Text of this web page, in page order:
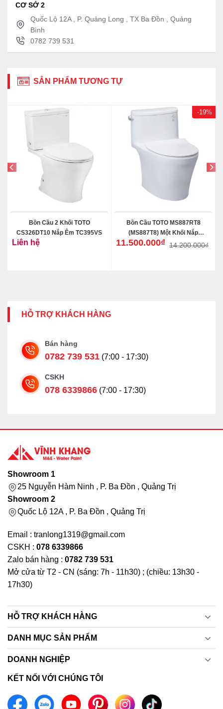
CƠ SỞ 2
Quốc Lộ 12A , P. Quảng Long , TX Ba Đồn , Quảng
Bình
0782 739 531
SẢN PHẨM TƯƠNG TỰ
Bồn Cầu 2 Khối TOTO
CS326DT10 Nắp Êm TC395VS
Liên hệ
-19%
Bồn Cầu TOTO MS887RT8
(MS887T8) Một Khối Nắp
TC600VS14.200.000₫
Giá
11.500.000₫
Giá
HỖ TRỢ KHÁCH HÀNG
Bán hàng
0782 739 531 (7:00 - 17:30)
CSKH
078 6339866 (7:00 - 17:30)
Showroom 1
25 Nguyễn Hàm Ninh , P. Ba Đồn , Quảng Trị
Showroom 2
Quốc Lộ 12A , P. Ba Đồn , Quảng Trị
Email : tranlong1319@gmail.com
CSKH : 078 6339866
Zalo bán hàng : 0782 739 531
Mở cửa từ T2 - CN (sáng: 7h - 11h30) ; (chiều: 13h30 -
17h30)
HỖ TRỢ KHÁCH HÀNG
DANH MỤC SẢN PHẨM
DOANH NGHIỆP
KẾT NỐI VỚI CHÚNG TÔI